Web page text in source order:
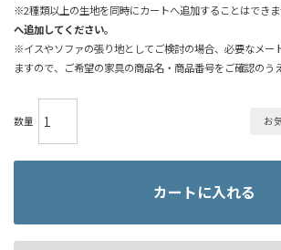
※2種類以上の生地を同時にカートへ追加することはできま
へ追加してください。
※イスやソファの張り地としてご検討の場合、必要なメー
ますので、ご希望の家具の商品名・商品番号をご確認のう
お
カートに入れる